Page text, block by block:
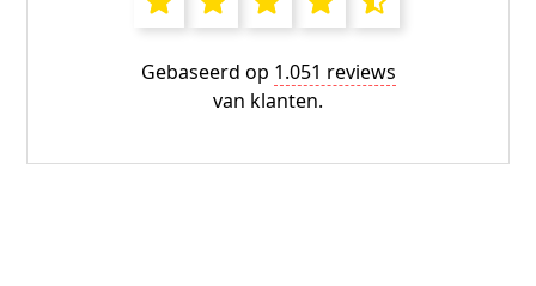
Gebaseerd op 1.051 reviews
van klanten.